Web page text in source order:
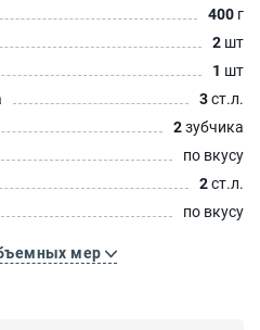
400 г
2 шт
1 шт
3ст.л.
2зубчика
по вкусу
2ст.л.
по вкусу
мер